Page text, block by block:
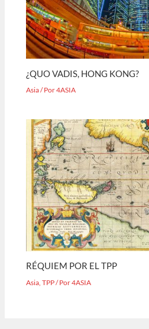
¿QUO VADIS, HONG KONG?
Asia/ Por4ASIA
RÉQUIEM POR EL TPP
Asia,TPP/ Por4ASIA